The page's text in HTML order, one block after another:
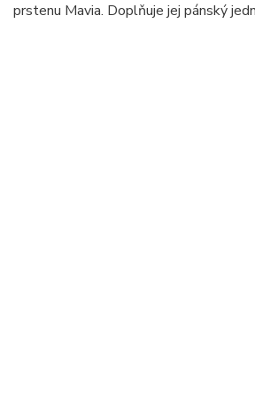
prstenu Mavia. Doplňuje jej pánský